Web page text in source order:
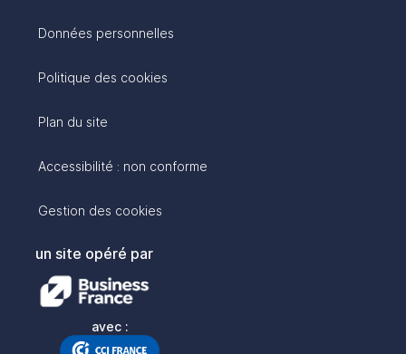
Données personnelles
Politique des cookies
Plan du site
Accessibilité : non conforme
Gestion des cookies
un site opéré par
avec :